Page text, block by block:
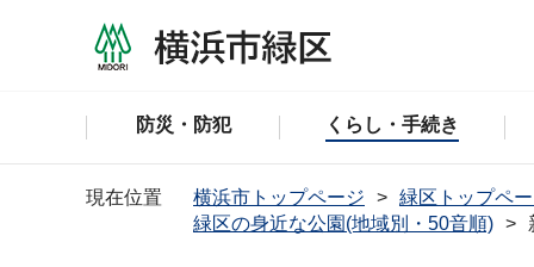
防災・防犯 くらし・手続き
現在位置 横浜市トップページ
緑区トップペ
緑区の身近な公園(地域別・50音順)